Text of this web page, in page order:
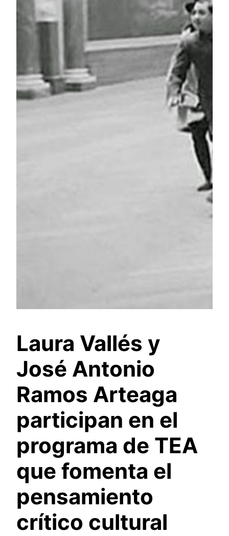
Laura Vallés y
José Antonio
Ramos Arteaga
participan en el
programa de TEA
que fomenta el
pensamiento
crítico cultural